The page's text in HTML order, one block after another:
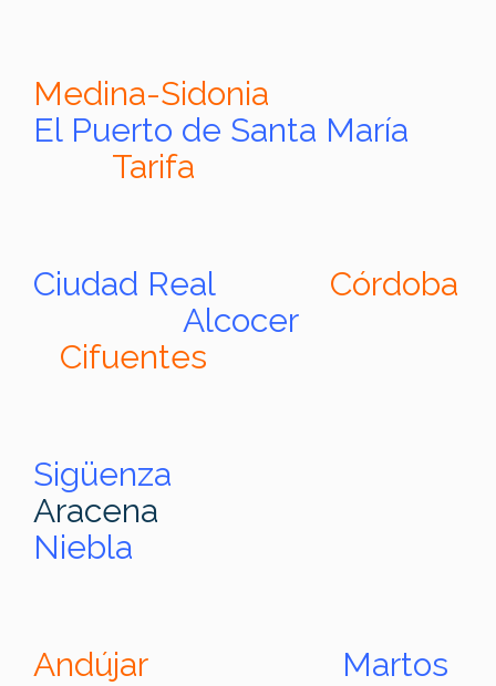
Medina-Sidonia
El Puerto de Santa María
Tarifa
Ciudad Real
Córdoba
Alcocer
Cifuentes
Sigüenza
Aracena
Niebla
Andújar
Martos